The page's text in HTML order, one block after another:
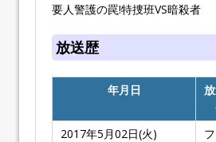
要人警護の罠!特捜班VS暗殺者
放送歴
年月日
2017年5月02日(火)